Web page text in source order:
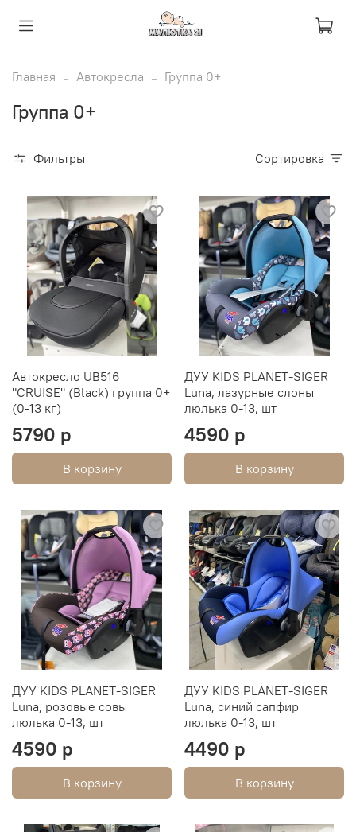
Главная Автокресла Группа 0+
Группа 0+
Фильтры Сортировка
Автокресло UB516
"CRUISE" (Black) группа 0+
(0-13 кг)
5790 р
В корзину
ДУУ KIDS PLANET-SIGER
Luna, лазурные слоны
люлька 0-13, шт
4590 р
В корзину
ДУУ KIDS PLANET-SIGER
Luna, розовые совы
люлька 0-13, шт
4590 р
В корзину
ДУУ KIDS PLANET-SIGER
Luna, синий сапфир
люлька 0-13, шт
4490 р
В корзину